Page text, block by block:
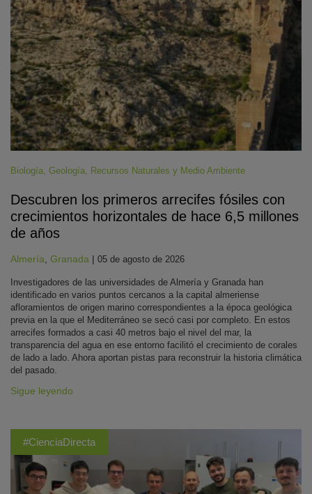
Biología, Geología, Recursos Naturales y Medio Ambiente
Descubren los primeros arrecifes fósiles con
crecimientos horizontales de hace 6,5 millones
de años
Almería, Granada | 05 de agosto de 2026
Investigadores de las universidades de Almería y Granada han
identificado en varios puntos cercanos a la capital almeriense
afloramientos de origen marino correspondientes a la época geológica
previa en la que el Mediterráneo se secó casi por completo. En estos
arrecifes formados a casi 40 metros bajo el nivel del mar, la
transparencia del agua en ese entorno facilitó el crecimiento de corales
de lado a lado. Ahora aportan pistas para reconstruir la historia climática
del pasado.
Sigue leyendo
#CienciaDirecta